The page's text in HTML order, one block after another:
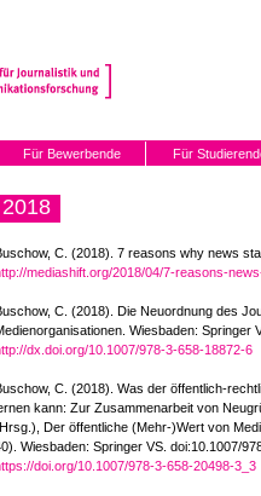
Für Bewerbende Für
2018
C. (2018). 7 reasons why news
mediashift.org/2018/04/7-reasons-
C. (2018). Die Neuordnung des
Wiesbaden: Springer
dx.doi.org/10.1007/978-3-658-18872-6
C. (2018). Was der öffentlich-
kann: Zur Zusammenarbeit von
Der öffentliche (Mehr-)Wert von
Wiesbaden: Springer VS. doi:10.1007/
doi.org/10.1007/978-3-658-20498-3_3